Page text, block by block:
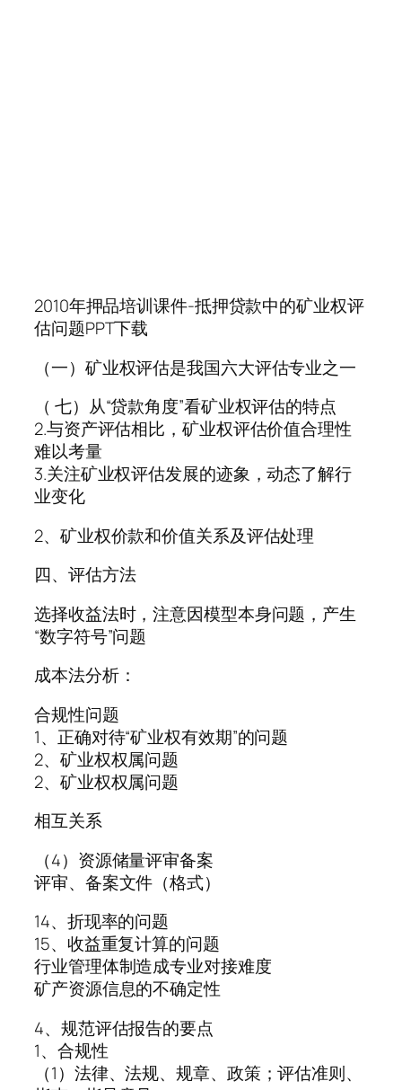
2010年押品培训课件-抵押贷款中的矿业权评
估问题PPT下载
（一）矿业权评估是我国六大评估专业之一
（ 七）从“贷款角度”看矿业权评估的特点
2.与资产评估相比，矿业权评估价值合理性
难以考量
3.关注矿业权评估发展的迹象，动态了解行
业变化
2、矿业权价款和价值关系及评估处理
四、评估方法
选择收益法时，注意因模型本身问题，产生
“数字符号”问题
成本法分析：
合规性问题
1、正确对待“矿业权有效期”的问题
2、矿业权权属问题
2、矿业权权属问题
相互关系
（4）资源储量评审备案
评审、备案文件（格式）
14、折现率的问题
15、收益重复计算的问题
行业管理体制造成专业对接难度
矿产资源信息的不确定性
4、规范评估报告的要点
1、合规性
（1）法律、法规、规章、政策；评估准则、